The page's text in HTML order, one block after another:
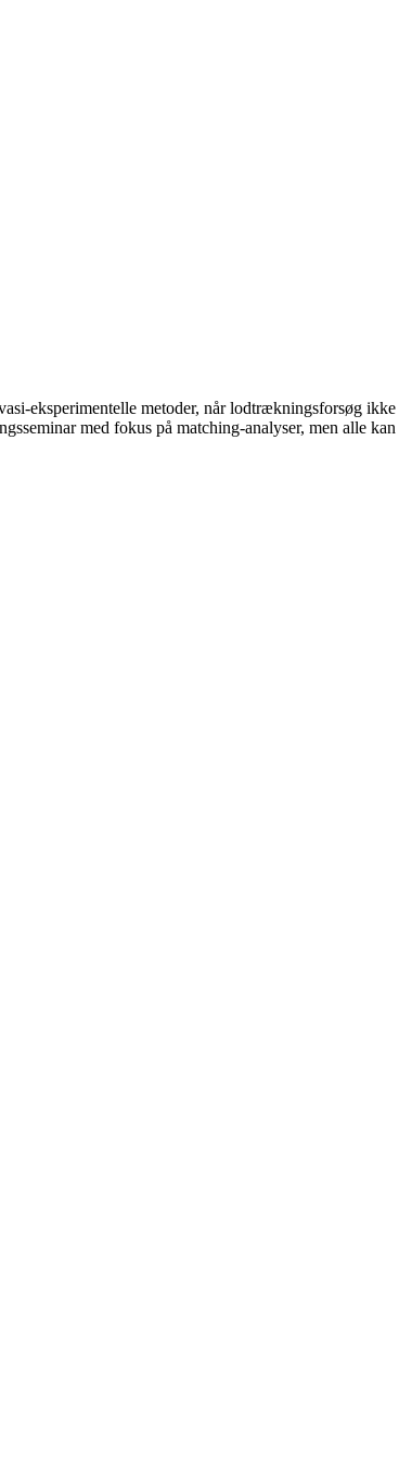
eksperimentelle metoder, når lodtrækningsforsøg ikke
med fokus på matching-analyser, men alle kan